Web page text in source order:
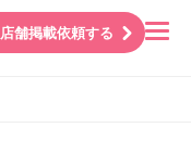
店舗掲載依頼する